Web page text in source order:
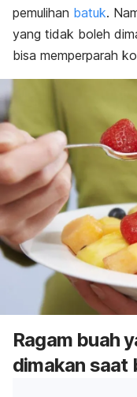
pemulihan batuk.
yang tidak boleh
bisa memperparah
Ragam buah
dimakan saat